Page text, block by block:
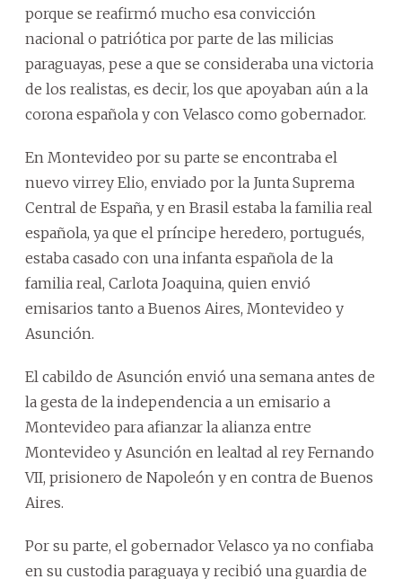
porque se reafirmó mucho esa convicción
nacional o patriótica por parte de las milicias
paraguayas, pese a que se consideraba una victoria
de los realistas, es decir, los que apoyaban aún a la
corona española y con Velasco como gobernador.
En Montevideo por su parte se encontraba el
nuevo virrey Elio, enviado por la Junta Suprema
Central de España, y en Brasil estaba la familia real
española, ya que el príncipe heredero, portugués,
estaba casado con una infanta española de la
familia real, Carlota Joaquina, quien envió
emisarios tanto a Buenos Aires, Montevideo y
Asunción.
El cabildo de Asunción envió una semana antes de
la gesta de la independencia a un emisario a
Montevideo para afianzar la alianza entre
Montevideo y Asunción en lealtad al rey Fernando
VII, prisionero de Napoleón y en contra de Buenos
Aires.
Por su parte, el gobernador Velasco ya no confiaba
en su custodia paraguaya y recibió una guardia de